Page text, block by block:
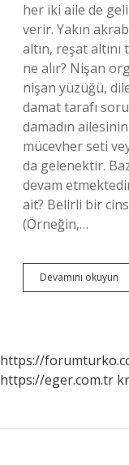
her iki aile de
verir. Yakın
altın, reşat
ne alır? Nişan
nişan yüzüğü,
damat tarafı
damadın
mücevher seti
da gelenektir.
devam
ait? Belirli bir
(Örneğin,…
Devamını okuyun
https://
https://eger.com.tr